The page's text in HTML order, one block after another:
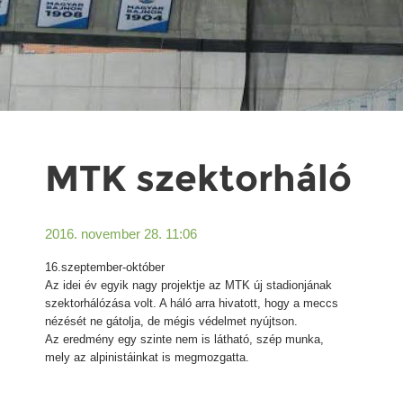
MTK szektorháló
2016. november 28. 11:06
16.szeptember-október
Az idei év egyik nagy projektje az MTK új stadionjának
szektorhálózása volt. A háló arra hivatott, hogy a meccs
nézését ne gátolja, de mégis védelmet nyújtson.
Az eredmény egy szinte nem is látható, szép munka,
mely az alpinistáinkat is megmozgatta.